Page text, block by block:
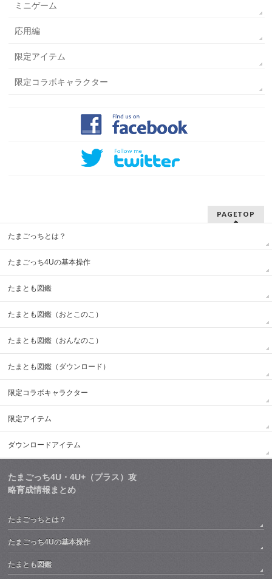
ミニゲーム
応用編
限定アイテム
限定コラボキャラクター
PAGETOP
たまごっちとは？
たまごっち4Uの基本操作
たまとも図鑑
たまとも図鑑（おとこのこ）
たまとも図鑑（おんなのこ）
たまとも図鑑（ダウンロード）
限定コラボキャラクター
限定アイテム
ダウンロードアイテム
たまごっち4U・4U+（プラス）攻
略育成情報まとめ
たまごっちとは？
たまごっち4Uの基本操作
たまとも図鑑